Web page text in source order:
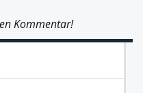
Kommentar!